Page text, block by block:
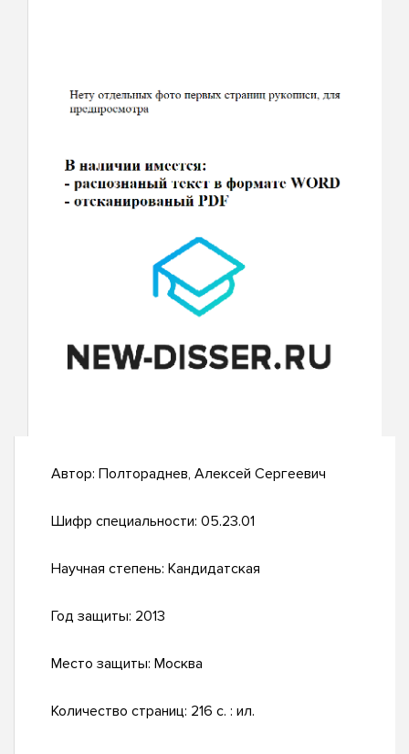
Автор: Полтораднев, Алексей Сергеевич
Шифр специальности: 05.23.01
Научная степень: Кандидатская
Год защиты: 2013
Место защиты: Москва
Количество страниц: 216 с. : ил.